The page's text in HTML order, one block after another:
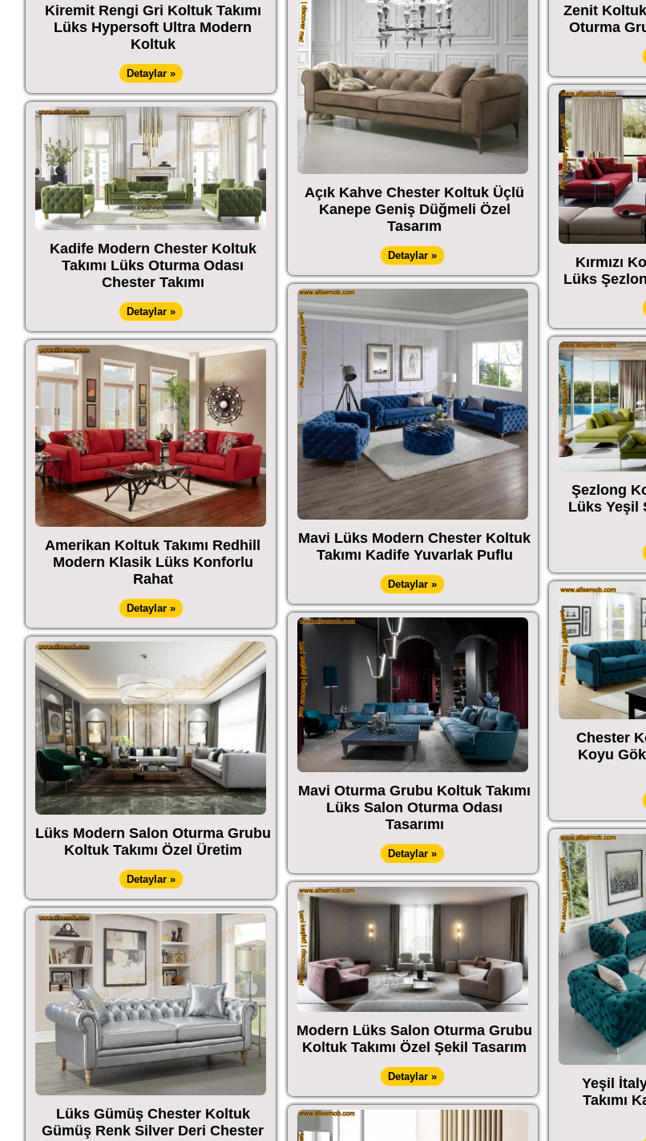
Kiremit Rengi Gri Koltuk Takımı
Lüks Hypersoft Ultra Modern
Koltuk
Detaylar »
Kadife Modern Chester Koltuk
Takımı Lüks Oturma Odası
Chester Takımı
Detaylar »
Amerikan Koltuk Takımı Redhill
Modern Klasik Lüks Konforlu
Rahat
Detaylar »
Lüks Modern Salon Oturma Grubu
Koltuk Takımı Özel Üretim
Detaylar »
Lüks Gümüş Chester Koltuk
Gümüş Renk Silver Deri Chester
Açık Kahve Chester Koltuk Üçlü
Kanepe Geniş Düğmeli Özel
Tasarım
Detaylar »
Mavi Lüks Modern Chester Koltuk
Takımı Kadife Yuvarlak Puflu
Detaylar »
Mavi Oturma Grubu Koltuk Takımı
Lüks Salon Oturma Odası
Tasarımı
Detaylar »
Modern Lüks Salon Oturma Grubu
Koltuk Takımı Özel Şekil Tasarım
Detaylar »
Zenit
Oturma
Kırmızı
Lüks
Şezlong
Lüks Yeşil
Chester
Koyu
Yeşil
Takımı